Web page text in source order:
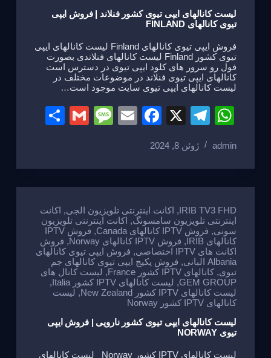
لیست کانالهای ایپی تیوی کشور فنلاند | فروش ایپی
تیوی کانالهای FINLAND
فروش ایپی تیوی کانالهای Finland لیست کانالهای ایپی
تیوی کشور Finland لیست کانالهای فنلاندی بصورت
فول رو سرور های کلود ایپی تیوی در دسترس است
کانالهای ایپی تیوی فنلاند در موضوعات مختلف در
لیست کانالهای ایپی تیوی سایت موجود است…
W
at
s
A
p
p
T
e
gr
a
m
X
F
e
b
o
o
k
E
M
a
g
e
G
e
admin ژوئن 8, 2024
IRIB TV3 FHD
, اکانت اینترنتی تلویزیون الجی, اکانت
اینترنتی تلویزیون سامسونگ, اکانت اینترنتی تلویزیون
سونی, فروش IPTV کانالهای Canada ,
فروش IPTV
کانالهای IRIB
, فروش IPTV کانالهای Norway , فروش
اکانت های IPTV اختصاصی
, فروش ایپی تیوی کانالهای
Albania البانی
, فروش پکیج ایپی تیوی کانالهای جم
تیوی, کانالهای IPTV کشور France , لیست کانال های
GEM GROUP
, لیست کانالهای IPTV کشور Italia
,
لیست کانالهای IPTV کشور New Zealand
, لیست
کانالهای IPTV کشور Norway
لیست کانالهای ایپی تیوی کشور نارویی | فروش ایپی
تیوی NORWAY
لیست کانالهای IPTV کشور Norway لیست کانالهای